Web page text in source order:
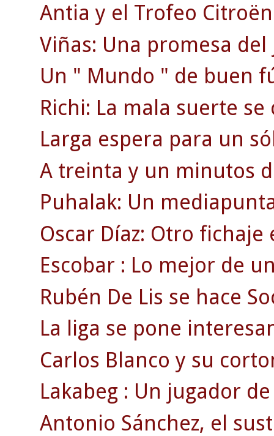
Antia y el Trofeo
Viñas: Una promesa
Un " Mundo " de buen
Richi: La mala suerte
Larga espera para un
A treinta y un minutos
Puhalak: Un
Oscar Díaz: Otro fichaje
Escobar : Lo mejor de
Rubén De Lis se hace
La liga se pone
Carlos Blanco y su
Lakabeg : Un jugador
Antonio Sánchez, el